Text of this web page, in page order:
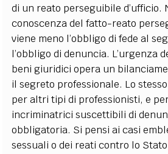
di un reato perseguibile d’ufficio.
conoscenza del fatto-reato
viene meno l’obbligo di fede al
l’obbligo di denuncia. L’urgenza
beni giuridici opera un
il segreto professionale. Lo
per altri tipi di professionisti, e
incriminatrici suscettibili di
obbligatoria. Si pensi ai casi
sessuali o dei reati contro lo